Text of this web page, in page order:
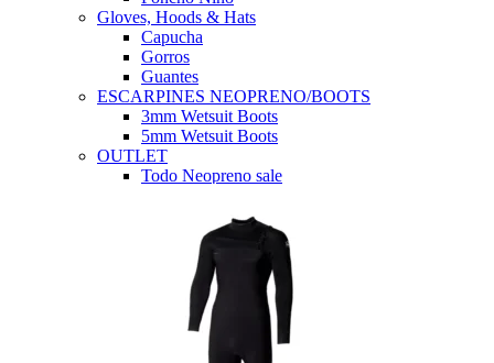
Gloves, Hoods & Hats
Capucha
Gorros
Guantes
ESCARPINES NEOPRENO/BOOTS
3mm Wetsuit Boots
5mm Wetsuit Boots
OUTLET
Todo Neopreno sale